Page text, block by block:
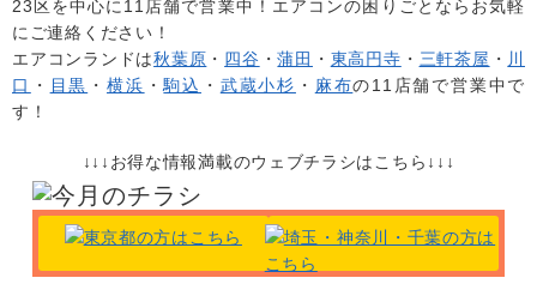
23区を中心に 11店舗で営業中！エアコンの困りごとならお気軽
にご連絡ください！
エアコンランドは秋葉原 ・ 四谷 ・蒲田 ・ 東高円寺 ・ 三軒茶屋 ・ 川
口
・ 目黒 ・ 横浜 ・駒込 ・ 武蔵小杉 ・ 麻布の11店舗で営業中で
す！
↓↓↓お得な情報満載のウェブチラシはこちら↓↓↓